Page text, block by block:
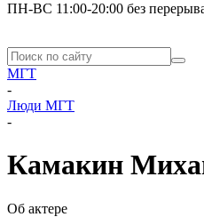
ПН-ВС 11:00-20:00 без
МГТ
-
Люди МГТ
-
Камакин
Об актере